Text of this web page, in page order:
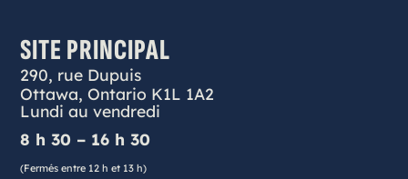
SITE PRINCIPAL
290, rue Dupuis
Ottawa, Ontario K1L 1A2
Lundi au vendredi
8 h 30 – 16 h 30
(Fermés entre 12 h et 13 h)